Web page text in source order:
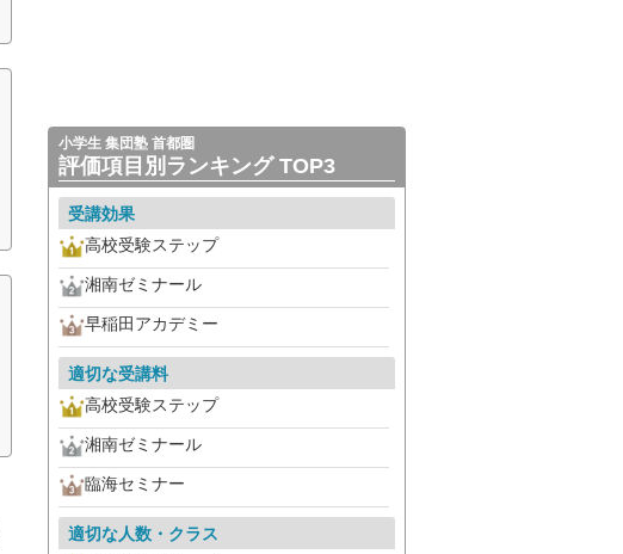
小学生 集団塾 首都圏
評価項目別ランキング TOP3
受講効果
高校受験ステップ
湘南ゼミナール
早稲田アカデミー
適切な受講料
高校受験ステップ
湘南ゼミナール
臨海セミナー
適切な人数・クラス